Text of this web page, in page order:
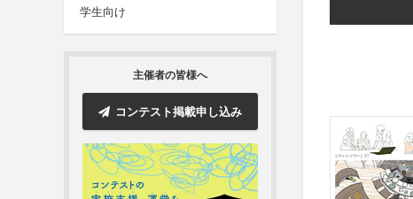
学生向け
主催者の皆様へ
コンテスト掲載申し込み